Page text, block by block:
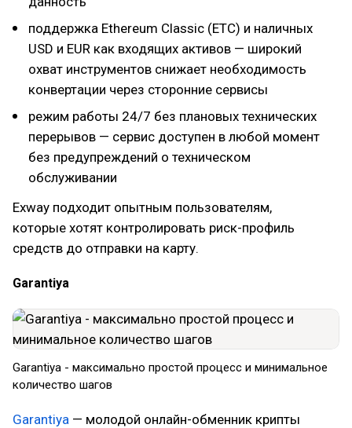
поддержка Ethereum Classic (ETC) и наличных
USD и EUR как входящих активов — широкий
охват инструментов снижает необходимость
конвертации через сторонние сервисы
режим работы 24/7 без плановых технических
перерывов — сервис доступен в любой момент
без предупреждений о техническом
обслуживании
Exway подходит опытным пользователям,
которые хотят контролировать риск-профиль
средств до отправки на карту.
Garantiya
Garantiya - максимально простой процесс и минимальное
количество шагов
Garantiya — молодой онлайн-обменник крипты